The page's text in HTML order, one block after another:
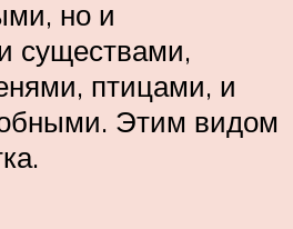
но и
существами,
птицами, и
Этим видом